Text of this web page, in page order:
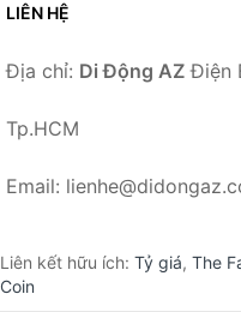
LIÊN HỆ
Địa chỉ: Di Động AZ Điện
Tp.HCM
Email:
Liên kết hữu ích: Tỷ giá, The
Coin